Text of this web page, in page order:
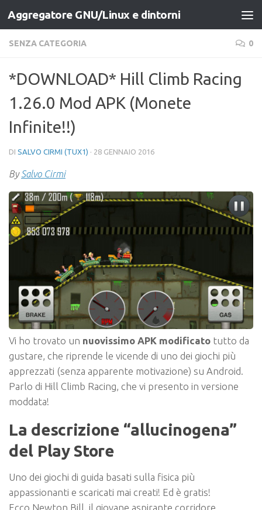
Salta al contenuto
Aggregatore GNU/Linux e dintorni
SENZA CATEGORIA 0
*DOWNLOAD* Hill Climb Racing
1.26.0 Mod APK (Monete
Infinite!!)
DI SALVO CIRMI (TUX1) · 28 GENNAIO 2016
BySalvo Cirmi
Vi ho trovato un nuovissimo APK modificato tutto da
gustare, che riprende le vicende di uno dei giochi più
apprezzati (senza apparente motivazione) su Android.
Parlo di Hill Climb Racing, che vi presento in versione
moddata!
La descrizione “allucinogena”
del Play Store
Uno dei giochi di guida basati sulla fisica più
appassionanti e scaricati mai creati! Ed è gratis!
Ecco Newton Bill, il giovane aspirante corridore